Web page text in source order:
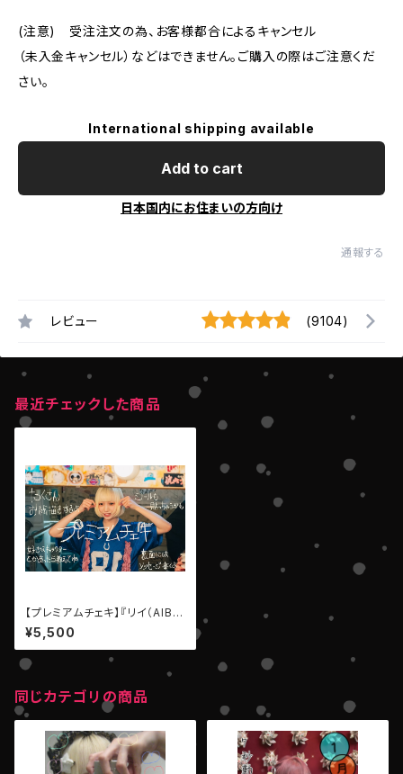
(注意) 受注注文の為、お客様都合によるキャンセル
（未入金キャンセル）などはできません。ご購入の際はご注意くだ
さい。
International shipping available
Add to cart
日本国内にお住まいの方向け
通報する
レビュー (9104)
最近チェックした商品
【プレミアムチェキ】『リイ（AIBE
CK）』
¥5,500
同じカテゴリの商品